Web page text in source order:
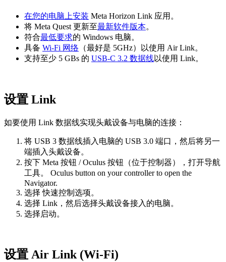
在您的电脑上安装 Meta Horizon Link 应用。
将 Meta Quest 更新至最新软件版本。
符合最低要求的 Windows 电脑。
具备 Wi-Fi 网络 （最好是 5GHz）以使用 Air Link。
支持至少 5 GBs 的 USB-C 3.2 数据线以使用 Link。
设置 Link
如要使用 Link 数据线实现头戴设备与电脑的连接：
将 USB 3 数据线插入电脑的 USB 3.0 端口，然后将另一
端插入头戴设备。
按下 Meta 按钮 /Oculus 按钮
（位于控制器），打开导航
工具。
Oculus button on your controller to open the
Navigator.
选择 快速控制选项。
选择 Link ，然后选择头戴设备接入的电脑。
选择 启动。
设置 Air Link (Wi-Fi)